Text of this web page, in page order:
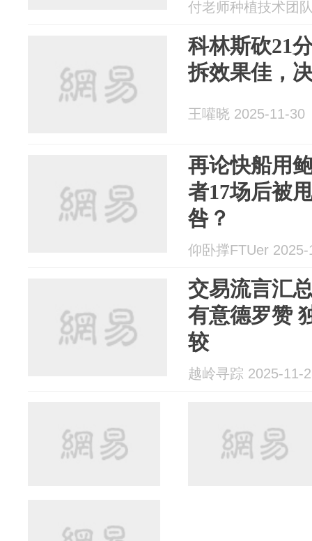
付老师种植技术团
科林斯砍21
拆效果佳，
王嚾晓 2025-11-30
再论快船用
者17场后被
咎？
仰卧撑FTUer 2025-
交易流言汇
有意德罗赞
较
越岭寻踪 2025-11-